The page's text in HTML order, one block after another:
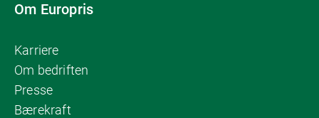
Om Europris
Karriere
Om bedriften
Presse
Bærekraft